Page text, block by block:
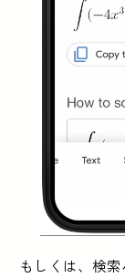
もしくは、検